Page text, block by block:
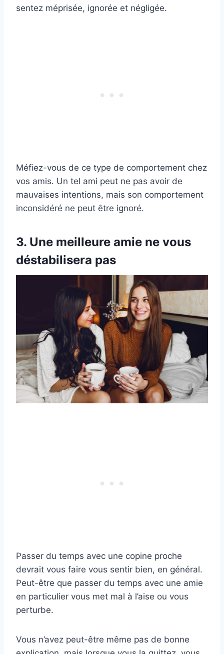
sentez méprisée, ignorée et négligée.
Méfiez-vous de ce type de comportement chez
vos amis. Un tel ami peut ne pas avoir de
mauvaises intentions, mais son comportement
inconsidéré ne peut être ignoré.
3. Une meilleure amie ne vous
déstabilisera pas
Passer du temps avec une copine proche
devrait vous faire vous sentir bien, en général.
Peut-être que passer du temps avec une amie
en particulier vous met mal à l’aise ou vous
perturbe.
Vous n’avez peut-être même pas de bonne